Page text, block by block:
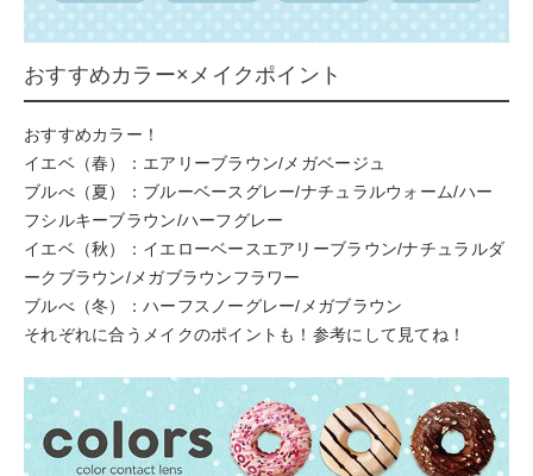
おすすめカラー×メイクポイント
おすすめカラー！
イエベ（春）：エアリーブラウン/メガベージュ
ブルべ（夏）：ブルーベースグレー/ナチュラルウォーム/ハー
フシルキーブラウン/ハーフグレー
イエベ（秋）：イエローベースエアリーブラウン/ナチュラルダ
ークブラウン/メガブラウンフラワー
ブルべ（冬）：ハーフスノーグレー/メガブラウン
それぞれに合うメイクのポイントも！参考にして見てね！